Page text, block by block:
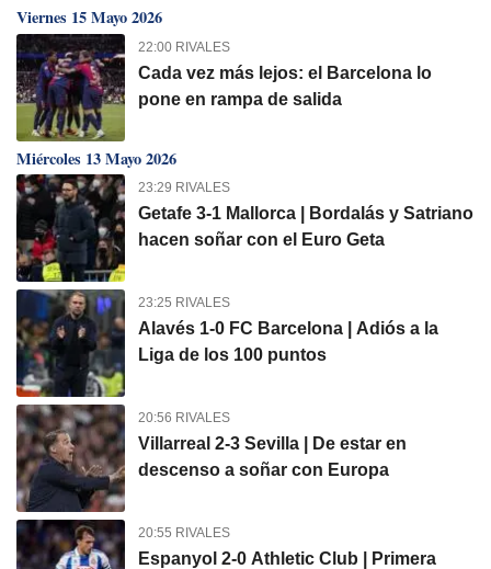
Viernes 15 Mayo 2026
22:00 RIVALES
Cada vez más lejos: el Barcelona lo
pone en rampa de salida
Miércoles 13 Mayo 2026
23:29 RIVALES
Getafe 3-1 Mallorca | Bordalás y Satriano
hacen soñar con el Euro Geta
23:25 RIVALES
Alavés 1-0 FC Barcelona | Adiós a la
Liga de los 100 puntos
20:56 RIVALES
Villarreal 2-3 Sevilla | De estar en
descenso a soñar con Europa
20:55 RIVALES
Espanyol 2-0 Athletic Club | Primera